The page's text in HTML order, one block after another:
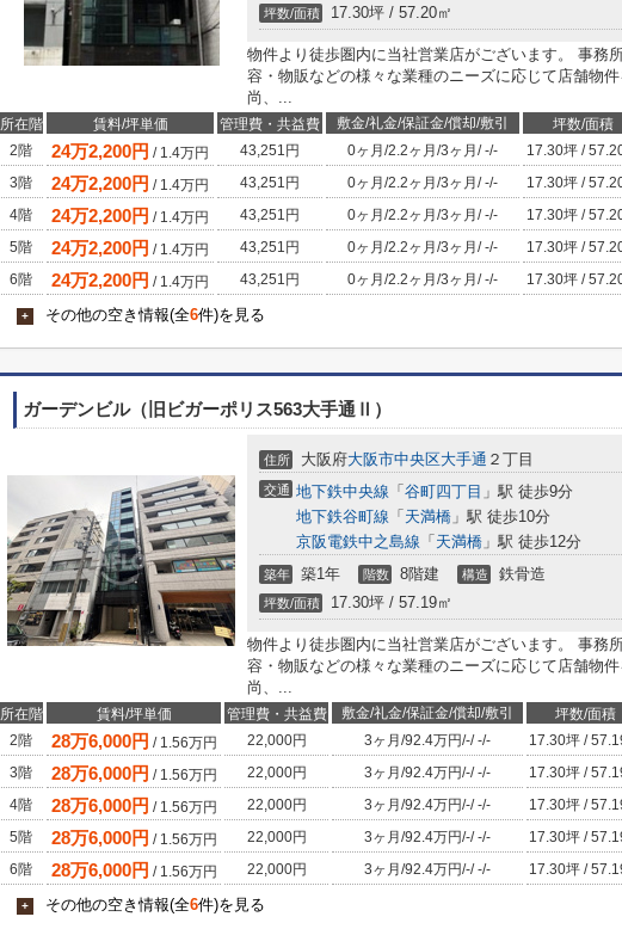
坪数/面積 17.30坪 / 57.20㎡
物件より徒歩圏内に当社営業店がございます。 事務
容・物販などの様々な業種のニーズに応じて店舗物件
尚、...
所在階 賃料/坪単価 管理費・共益費 敷金/礼金/保証金/償却/敷引 坪数/面積
2階
24万2,200円 / 1.4万円 43,251円 0ヶ月 /2.2ヶ月 /3ヶ月 /-/- 17.30坪 /
3階
24万2,200円 / 1.4万円 43,251円 0ヶ月 /2.2ヶ月 /3ヶ月 /-/- 17.30坪 /
4階
24万2,200円 / 1.4万円 43,251円 0ヶ月 /2.2ヶ月 /3ヶ月 /-/- 17.30坪 /
5階
24万2,200円 / 1.4万円 43,251円 0ヶ月 /2.2ヶ月 /3ヶ月 /-/- 17.30坪 /
6階
24万2,200円 / 1.4万円 43,251円 0ヶ月 /2.2ヶ月 /3ヶ月 /-/- 17.30坪 /
+ その他の空き情報(全6件)を見る
ガーデンビル（旧ビガーポリス563大手通Ⅱ）
住所 大阪府大阪市中央区大手通 ２丁目
交通 地下鉄中央線 「 谷町四丁目 」駅 徒歩9分
地下鉄谷町線 「 天満橋 」駅 徒歩10分
京阪電鉄中之島線 「 天満橋 」駅 徒歩12分
築年 築1年 階数 8階建 構造 鉄骨造
坪数/面積 17.30坪 / 57.19㎡
物件より徒歩圏内に当社営業店がございます。 事務
容・物販などの様々な業種のニーズに応じて店舗物件
尚、...
所在階 賃料/坪単価 管理費・共益費 敷金/礼金/保証金/償却/敷引 坪数/面積
2階
28万6,000円 / 1.56万円 22,000円 3ヶ月 /92.4万円/-/-/- 17.30坪 /
3階
28万6,000円 / 1.56万円 22,000円 3ヶ月 /92.4万円/-/-/- 17.30坪 /
4階
28万6,000円 / 1.56万円 22,000円 3ヶ月 /92.4万円/-/-/- 17.30坪 /
5階
28万6,000円 / 1.56万円 22,000円 3ヶ月 /92.4万円/-/-/- 17.30坪 /
6階
28万6,000円 / 1.56万円 22,000円 3ヶ月 /92.4万円/-/-/- 17.30坪 /
+ その他の空き情報(全6件)を見る